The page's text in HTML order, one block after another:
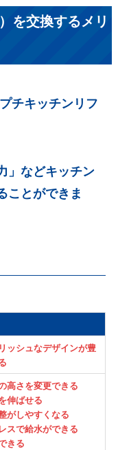
を交換するメリ
チキッチンリフ
」などキッチン
ことができま
ッシュなデザインが豊
高さを変更できる
伸ばせる
がしやすくなる
スで給水ができる
きる